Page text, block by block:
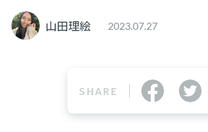
ブートキャンプ
カスタマーサクセス人材派遣・常
例とともに解説
サボタージュマニュア
に関するバイブル
組織作り
山田理絵 2023.07.27
SHARE